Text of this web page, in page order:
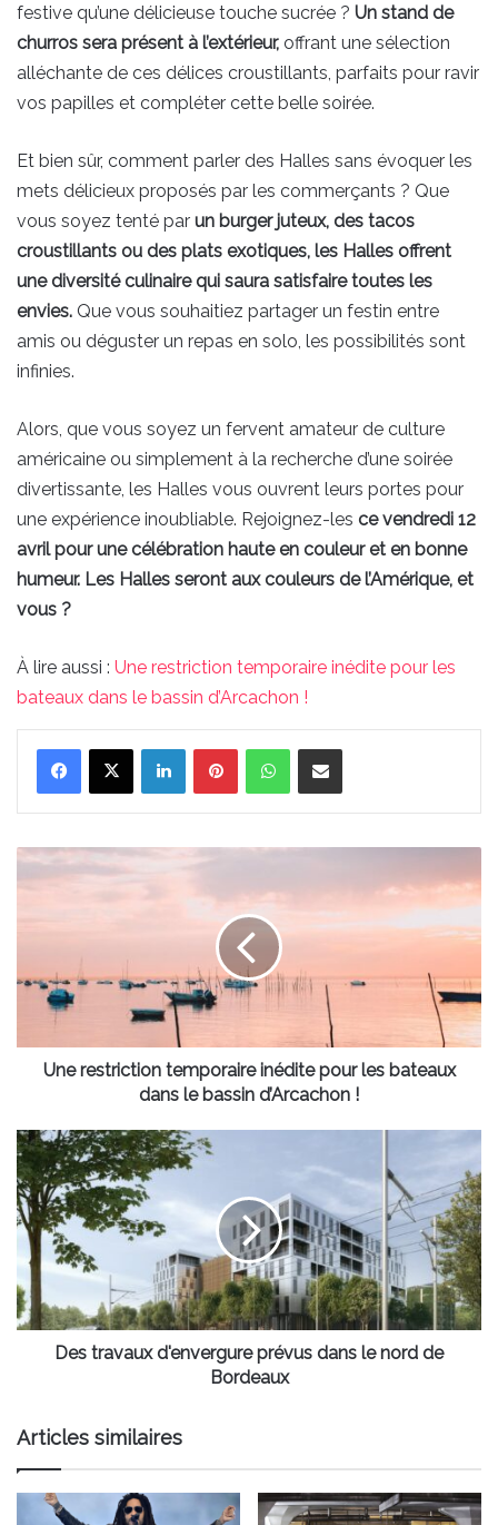
festive qu’une délicieuse touche sucrée ? Un stand de
churros sera présent à l’extérieur, offrant une sélection
alléchante de ces délices croustillants, parfaits pour ravir
vos papilles et compléter cette belle soirée.
Et bien sûr, comment parler des Halles sans évoquer les
mets délicieux proposés par les commerçants ? Que
vous soyez tenté par un burger juteux, des tacos
croustillants ou des plats exotiques, les Halles offrent
une diversité culinaire qui saura satisfaire toutes les
envies. Que vous souhaitiez partager un festin entre
amis ou déguster un repas en solo, les possibilités sont
infinies.
Alors, que vous soyez un fervent amateur de culture
américaine ou simplement à la recherche d’une soirée
divertissante, les Halles vous ouvrent leurs portes pour
une expérience inoubliable. Rejoignez-les ce vendredi 12
avril pour une célébration haute en couleur et en bonne
humeur. Les Halles seront aux couleurs de l’Amérique, et
vous ?
À lire aussi : Une restriction temporaire inédite pour les
bateaux dans le bassin d’Arcachon !
LinkedinPinterestWhatsAppPartager par email
Une
restriction
les
bateaux
le
bassinUne restriction temporaire inédite pour les bateaux
dans le bassin d’Arcachon !
Des
travaux
d'envergure
prévus
dans
le
nord
de
Bordeaux
Des travaux d'envergure prévus dans le nord de
Bordeaux
Articles similaires